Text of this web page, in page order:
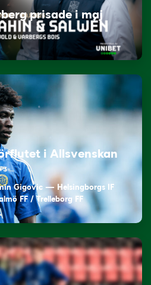
prisade i maj
i Allsvenskan
Gigovic — Helsingborgs IF
FF / Trelleborg FF